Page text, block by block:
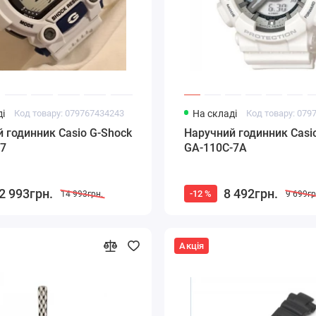
Код товару: 079767434243
годинник Casio G-Shock
993грн. 14 993грн.
На складі Код товару:
Наручний годинник
GA-110C-7A
-12 % 8 492грн. 9
Акція